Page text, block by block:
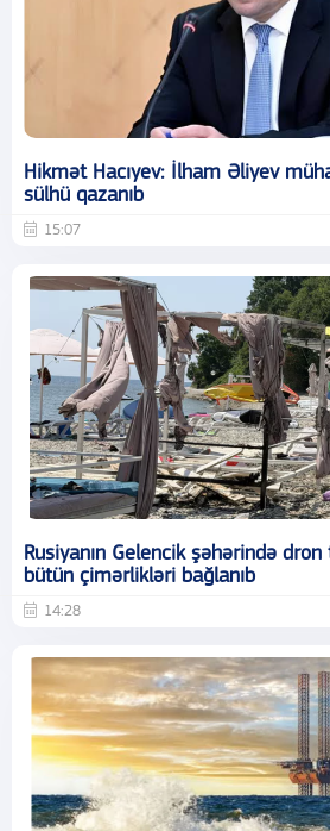
Hikmət Hacıyev: İlham Əliyev
sülhü qazanıb
15:07
Rusiyanın Gelencik şəhərində
bütün çimərlikləri bağlanıb
14:28